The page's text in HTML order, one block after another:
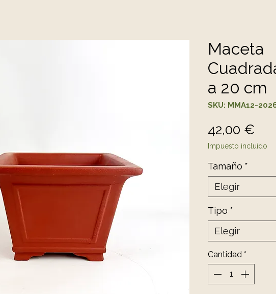
Maceta
a 20 cm
SKU: MMA12-
42,00 €
Impuesto incluido
Tamaño *
Elegir
Tipo *
Elegir
Cantidad *